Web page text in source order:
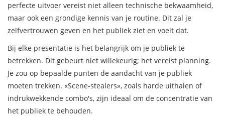
perfecte uitvoer vereist niet alleen technische bekwaamheid,
maar ook een grondige kennis van je routine. Dit zal je
zelfvertrouwen geven en het publiek ziet en voelt dat.
Bij elke presentatie is het belangrijk om je publiek te
betrekken. Dit gebeurt niet willekeurig; het vereist planning.
Je zou op bepaalde punten de aandacht van je publiek
moeten trekken. «Scene-stealers», zoals harde uithalen of
indrukwekkende combo's, zijn ideaal om de concentratie van
het publiek te behouden.